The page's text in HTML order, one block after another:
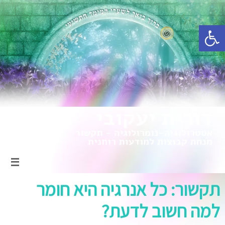
פתח סרגל נגישות
תקשור: כל אנרגיה היא חומר
למה חשוב לדעת?